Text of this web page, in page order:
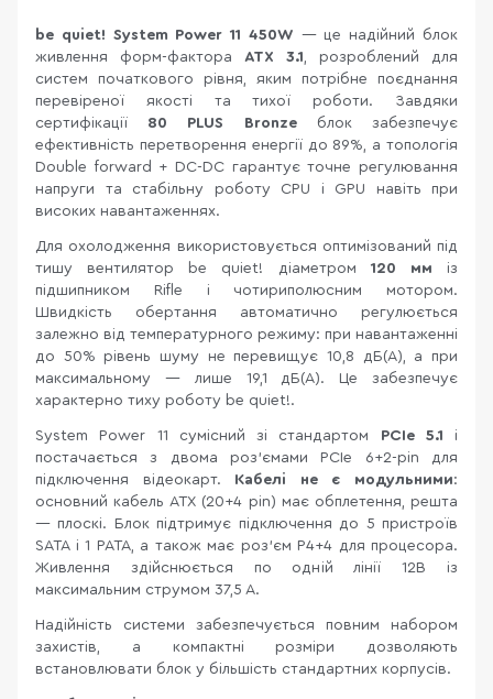
be quiet! System Power 11 450W — це надійний блок
живлення форм-фактора ATX 3.1, розроблений для
систем початкового рівня, яким потрібне поєднання
перевіреної якості та тихої роботи. Завдяки
сертифікації 80 PLUS Bronzeблок забезпечує
ефективність перетворення енергії до 89%, а топологія
Double forward + DC-DC гарантує точне регулювання
напруги та стабільну роботу CPU і GPU навіть при
високих навантаженнях.
Для охолодження використовується оптимізований під
тишу вентилятор be quiet! діаметром 120 мм із
підшипником Rifle і чотириполюсним мотором.
Швидкість обертання автоматично регулюється
залежно від температурного режиму: при навантаженні
до 50% рівень шуму не перевищує 10,8 дБ(А), а при
максимальному — лише 19,1 дБ(А). Це забезпечує
характерно тиху роботу be quiet!.
System Power 11 сумісний зі стандартом PCIe 5.1 і
постачається з двома роз'ємами PCIe 6+2-pin для
підключення відеокарт. Кабелі не є модульними:
основний кабель ATX (20+4 pin) має обплетення, решта
— плоскі. Блок підтримує підключення до 5 пристроїв
SATA і 1 PATA, а також має роз'єм P4+4 для процесора.
Живлення здійснюється по одній лінії 12В із
максимальним струмом 37,5 А.
Надійність системи забезпечується повним набором
захистів, а компактні розміри дозволяють
встановлювати блок у більшість стандартних корпусів.